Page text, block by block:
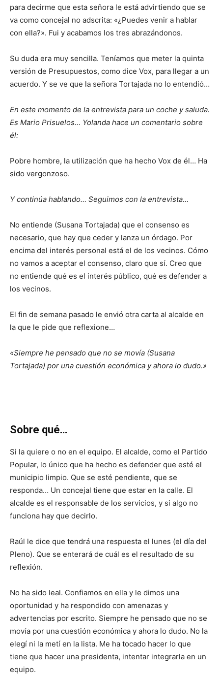
para decirme que esta señora le está advirtiendo que se
va como concejal no adscrita: «¿Puedes venir a hablar
con ella?». Fui y acabamos los tres abrazándonos.
Su duda era muy sencilla. Teníamos que meter la quinta
versión de Presupuestos, como dice Vox, para llegar a un
acuerdo. Y se ve que la señora Tortajada no lo entendió…
En este momento de la entrevista para un coche y saluda.
Es Mario Prisuelos… Yolanda hace un comentario sobre
él:
Pobre hombre, la utilización que ha hecho Vox de él… Ha
sido vergonzoso.
Y continúa hablando… Seguimos con la entrevista…
No entiende (Susana Tortajada) que el consenso es
necesario, que hay que ceder y lanza un órdago. Por
encima del interés personal está el de los vecinos. Cómo
no vamos a aceptar el consenso, claro que sí. Creo que
no entiende qué es el interés público, qué es defender a
los vecinos.
El fin de semana pasado le envió otra carta al alcalde en
la que le pide que reflexione…
«Siempre he pensado que no se movía (Susana
Tortajada) por una cuestión económica y ahora lo dudo.»
Sobre qué…
Si la quiere o no en el equipo. El alcalde, como el Partido
Popular, lo único que ha hecho es defender que esté el
municipio limpio. Que se esté pendiente, que se
responda… Un concejal tiene que estar en la calle. El
alcalde es el responsable de los servicios, y si algo no
funciona hay que decirlo.
Raúl le dice que tendrá una respuesta el lunes (el día del
Pleno). Que se enterará de cuál es el resultado de su
reflexión.
No ha sido leal. Confiamos en ella y le dimos una
oportunidad y ha respondido con amenazas y
advertencias por escrito. Siempre he pensado que no se
movía por una cuestión económica y ahora lo dudo. No la
elegí ni la metí en la lista. Me ha tocado hacer lo que
tiene que hacer una presidenta, intentar integrarla en un
equipo.